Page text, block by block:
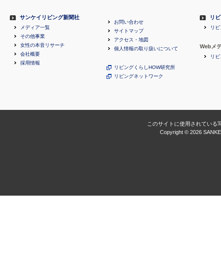
サンケイリビング新聞社
メディア一覧
その他事業
女性の本音リサーチ
会社概要
採用情報
お問い合わせ
サイトマップ
アクセス・地図
個人情報の取り扱いについて
リビングくらしHOW研究所
リビングネットワーク
リ
リ
Webメ
リ
このサイトに使用されている
Copyright © 2026